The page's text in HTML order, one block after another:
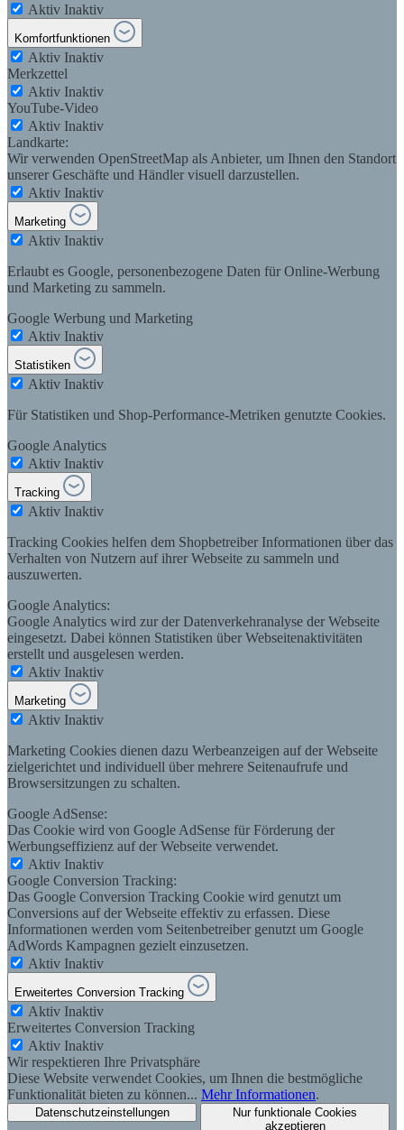
Aktiv Inaktiv
Komfortfunktionen
Aktiv Inaktiv
Merkzettel
Aktiv Inaktiv
YouTube-Video
Aktiv Inaktiv
Landkarte:
Wir verwenden OpenStreetMap als Anbieter, um Ihnen den Standort
unserer Geschäfte und Händler visuell darzustellen.
Aktiv Inaktiv
Marketing
Aktiv Inaktiv
Erlaubt es Google, personenbezogene Daten für Online-Werbung
und Marketing zu sammeln.
Google Werbung und Marketing
Aktiv Inaktiv
Statistiken
Aktiv Inaktiv
Für Statistiken und Shop-Performance-Metriken genutzte Cookies.
Google Analytics
Aktiv Inaktiv
Tracking
Aktiv Inaktiv
Tracking Cookies helfen dem Shopbetreiber Informationen über das
Verhalten von Nutzern auf ihrer Webseite zu sammeln und
auszuwerten.
Google Analytics:
Google Analytics wird zur der Datenverkehranalyse der Webseite
eingesetzt. Dabei können Statistiken über Webseitenaktivitäten
erstellt und ausgelesen werden.
Aktiv Inaktiv
Marketing
Aktiv Inaktiv
Marketing Cookies dienen dazu Werbeanzeigen auf der Webseite
zielgerichtet und individuell über mehrere Seitenaufrufe und
Browsersitzungen zu schalten.
Google AdSense:
Das Cookie wird von Google AdSense für Förderung der
Werbungseffizienz auf der Webseite verwendet.
Aktiv Inaktiv
Google Conversion Tracking:
Das Google Conversion Tracking Cookie wird genutzt um
Conversions auf der Webseite effektiv zu erfassen. Diese
Informationen werden vom Seitenbetreiber genutzt um Google
AdWords Kampagnen gezielt einzusetzen.
Aktiv Inaktiv
Erweitertes Conversion Tracking
Aktiv Inaktiv
Erweitertes Conversion Tracking
Aktiv Inaktiv
Wir respektieren Ihre Privatsphäre
Diese Website verwendet Cookies, um Ihnen die bestmögliche
Funktionalität bieten zu können... Mehr Informationen.
Datenschutzeinstellungen
Nur funktionale Cookies
akzeptieren